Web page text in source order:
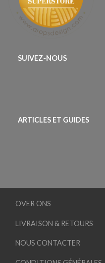
SUIVEZ-NOUS
ARTICLES ET GUIDES
OVER ONS
LIVRAISON & RETOURS
NOUS CONTACTER